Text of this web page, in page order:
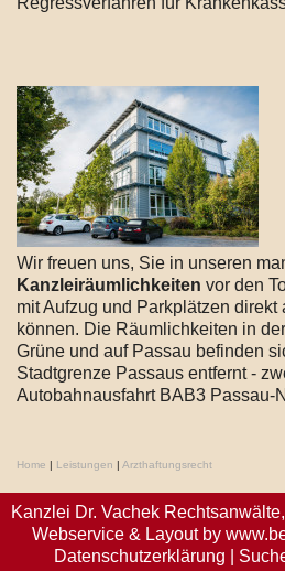
Wir freuen uns, Sie in unseren
Kanzleiräumlichkeiten vor den
mit Aufzug und Parkplätzen
können. Die Räumlichkeiten in
Grüne und auf Passau befinden
Stadtgrenze Passaus entfernt -
Autobahnausfahrt BAB3 Passau-
Home | Leistungen | Arzthaftungsrecht
Kanzlei Dr. Vachek Rechtsanwälte,
Webservice & Layout by
Datenschutzerklärung